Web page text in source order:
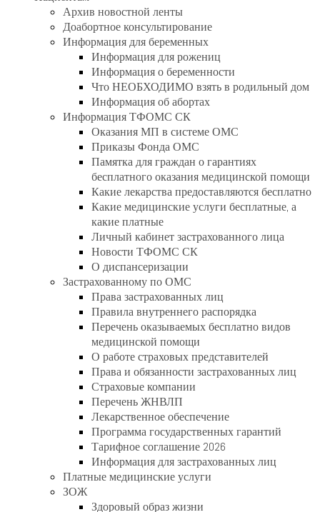
Архив новостной ленты
Доабортное консультирование
Информация для беременных
Информация для рожениц
Информация о беременности
Что НЕОБХОДИМО взять в родильный дом
Информация об абортах
Информация ТФОМС СК
Оказания МП в системе ОМС
Приказы Фонда ОМС
Памятка для граждан о гарантиях
бесплатного оказания медицинской помощи
Какие лекарства предоставляются бесплатно
Какие медицинские услуги бесплатные, а
какие платные
Личный кабинет застрахованного лица
Новости ТФОМС СК
О диспансеризации
Застрахованному по ОМС
Права застрахованных лиц
Правила внутреннего распорядка
Перечень оказываемых бесплатно видов
медицинской помощи
О работе страховых представителей
Права и обязанности застрахованных лиц
Страховые компании
Перечень ЖНВЛП
Лекарственное обеспечение
Программа государственных гарантий
Тарифное соглашение 2026
Информация для застрахованных лиц
Платные медицинские услуги
ЗОЖ
Здоровый образ жизни